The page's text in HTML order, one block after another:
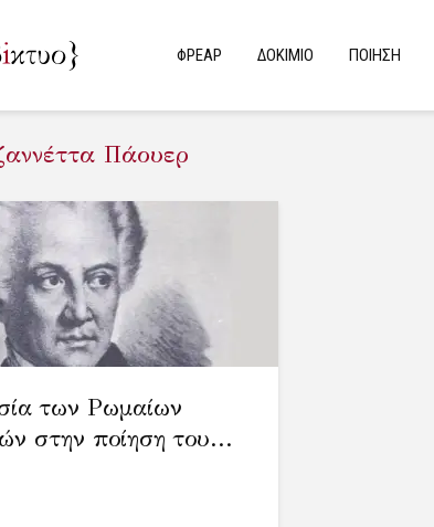
ΦΡΕΑΡ ΔΟΚΙΜΙΟ ΠΟΙΗΣΗ
Πάουερ
των Ρωμαίων
στην ποίηση του...